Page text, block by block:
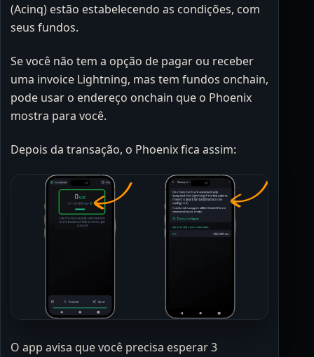
(Acinq) estão estabelecendo as condições, com
seus fundos.
Se você não tem a opção de pagar ou receber
uma invoice Lightning, mas tem fundos onchain,
pode usar o endereço onchain que o Phoenix
mostra para você.
Depois da transação, o Phoenix fica assim:
O app avisa que você precisa esperar 3